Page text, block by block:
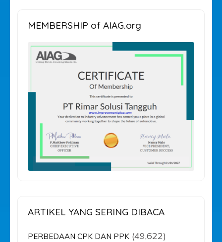
MEMBERSHIP of AIAG.org
ARTIKEL YANG SERING DIBACA
PERBEDAAN CPK DAN PPK (49,622)